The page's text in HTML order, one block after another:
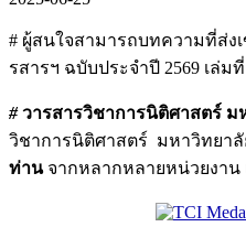
# ผู้สนใจสามารถบทความที่ส่ง
รสารฯ ฉบับประจำปี 2569 เล่
#วารสารวิชาการนิติศาสตร์ ม
วิชาการนิติศาสตร์ มหาวิทยาลั
ท่านจากหลากหลายหน่วยงาน